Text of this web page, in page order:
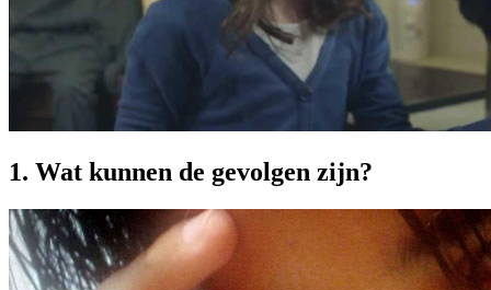
1. Wat kunnen de gevolgen zijn?